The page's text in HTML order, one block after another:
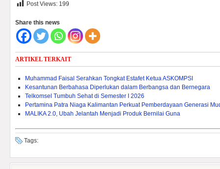
Post Views: 199
Share this news
ARTIKEL TERKAIT
Muhammad Faisal Serahkan Tongkat Estafet Ketua ASKOMPSI
Kesantunan Berbahasa Diperlukan dalam Berbangsa dan Bernegara
Telkomsel Tumbuh Sehat di Semester I 2026
Pertamina Patra Niaga Kalimantan Perkuat Pemberdayaan Generasi
MALIKA 2.0, Ubah Jelantah Menjadi Produk Bernilai Guna
Tags: